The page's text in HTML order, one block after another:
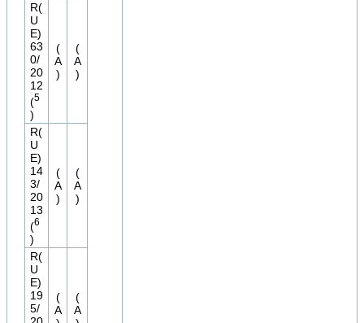
R(
U
E)
63
0/
20
12
(5
)
(
A
)
(
A
)
R(
U
E)
14
3/
20
13
(6
)
(
A
)
(
A
)
R(
U
E)
19
5/
(
A
(
A